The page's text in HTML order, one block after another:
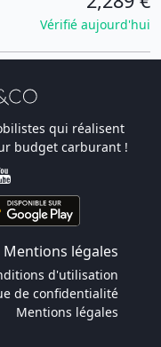
Vérifié aujourd'hui
qui réalisent
budget carburant !
Mentions légales
d'utilisation
de confidentialité
Mentions légales